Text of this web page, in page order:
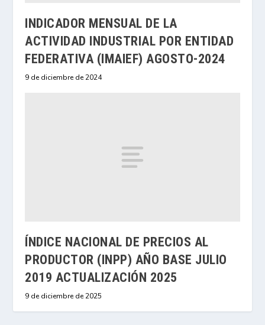
INDICADOR MENSUAL DE LA
ACTIVIDAD INDUSTRIAL POR ENTIDAD
FEDERATIVA (IMAIEF) AGOSTO-2024
9 de diciembre de 2024
ÍNDICE NACIONAL DE PRECIOS AL
PRODUCTOR (INPP) AÑO BASE JULIO
2019 ACTUALIZACIÓN 2025
9 de diciembre de 2025